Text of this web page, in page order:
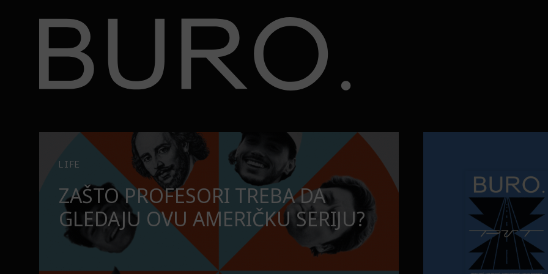
BURO.
LIFE
ZAŠTO PROFESORI TREBA DA
GLEDAJU OVU AMERIČKU SERIJU?
Zašto profesori treba da gledaju ovu američku seriju?
NAJČISTIJA
KOJA